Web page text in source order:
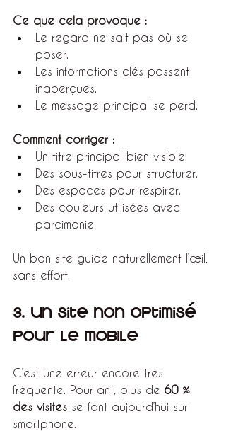
Ce que cela provoque :
Le regard ne sait pas où se
poser.
Les informations clés passent
inaperçues.
Le message principal se perd.
Comment corriger :
Un titre principal bien visible.
Des sous-titres pour structurer.
Des espaces pour respirer.
Des couleurs utilisées avec
parcimonie.
Un bon site guide naturellement l’œil,
sans effort.
3. Un site non optimisé
pour le mobile
C’est une erreur encore très
fréquente. Pourtant, plus de 60 %
des visites se font aujourd’hui sur
smartphone.